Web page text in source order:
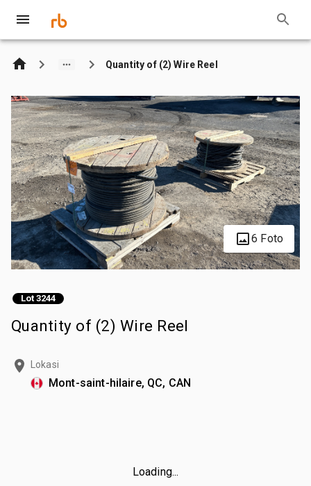
Quantity of (2) Wire Reel
6 Foto
Lot 3244
Quantity of (2) Wire Reel
Lokasi
Mont-saint-hilaire, QC, CAN
Loading...